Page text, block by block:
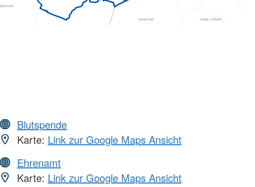
Blutspende
Karte: Link zur Google Maps Ansicht
Ehrenamt
Karte: Link zur Google Maps Ansicht